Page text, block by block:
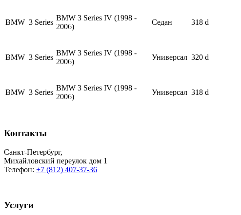
BMW 3 Series
BMW 3 Series IV (1998 -
2006)
Седан 318 d
BMW 3 Series
BMW 3 Series IV (1998 -
2006)
Универсал 320 d
BMW 3 Series
BMW 3 Series IV (1998 -
2006)
Универсал 318 d
Контакты
Санкт-Петербург,
Михайловский переулок дом 1
Телефон: +7 (812) 407-37-36
Услуги